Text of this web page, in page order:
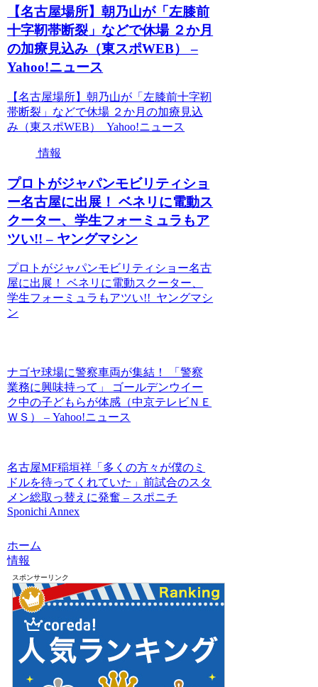
【名古屋場所】朝乃山が「左膝前
十字靭帯断裂」などで休場 ２か月
の加療見込み（東スポWEB） –
Yahoo!ニュース
【名古屋場所】朝乃山が「左膝前十字靭
帯断裂」などで休場 ２か月の加療見込
み（東スポWEB） Yahoo!ニュース
情報
プロトがジャパンモビリティショ
ー名古屋に出展！ ベネリに電動ス
クーター、学生フォーミュラもア
ツい!! – ヤングマシン
プロトがジャパンモビリティショー名古
屋に出展！ ベネリに電動スクーター、
学生フォーミュラもアツい!! ヤングマシ
ン
ナゴヤ球場に警察車両が集結！ 「警察
業務に興味持って」 ゴールデンウイー
ク中の子どもらが体感（中京テレビＮＥ
ＷＳ） – Yahoo!ニュース
名古屋MF稲垣祥「多くの方々が僕のミ
ドルを待ってくれていた」前試合のスタ
メン総取っ替えに発奮 – スポニチ
Sponichi Annex
ホーム
情報
スポンサーリンク